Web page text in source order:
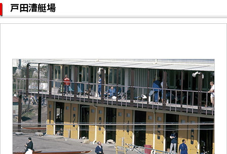
戸田漕艇場